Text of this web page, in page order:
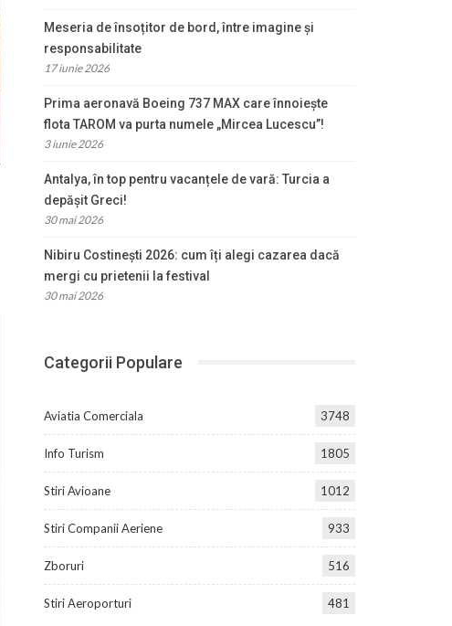
Meseria de însoțitor de bord, între imagine și
responsabilitate
17 iunie 2026
Prima aeronavă Boeing 737 MAX care înnoiește
flota TAROM va purta numele „Mircea Lucescu”!
3 iunie 2026
Antalya, în top pentru vacanțele de vară: Turcia a
depășit Greci!
30 mai 2026
Nibiru Costinești 2026: cum îți alegi cazarea dacă
mergi cu prietenii la festival
30 mai 2026
Categorii Populare
Aviatia Comerciala 3748
Info Turism 1805
Stiri Avioane 1012
Stiri Companii Aeriene 933
Zboruri 516
Stiri Aeroporturi 481